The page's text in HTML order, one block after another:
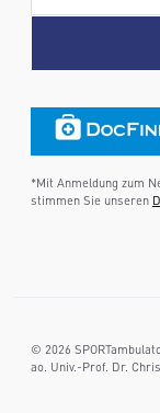
*Mit Anmeldung zum
stimmen Sie unseren
© 2026
ao. Univ.-Prof. Dr.